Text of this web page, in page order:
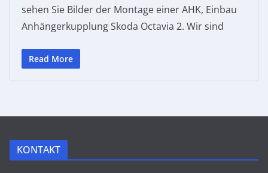
sehen Sie Bilder der Montage einer AHK, Einbau
Anhängerkupplung Skoda Octavia 2. Wir sind
Read More
KONTAKT